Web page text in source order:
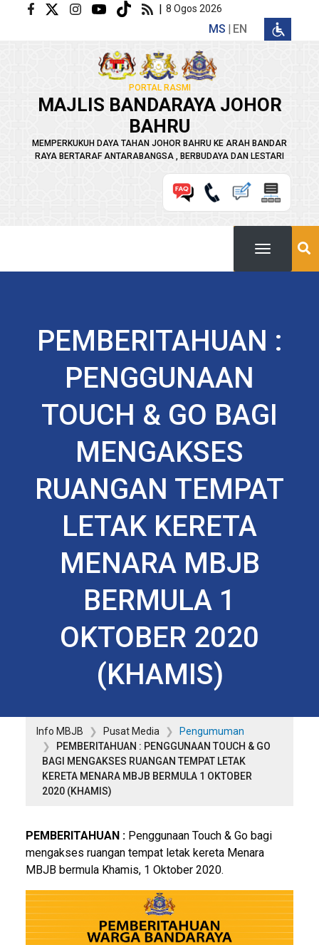
Langkau ke kandungan utama | 8 Ogos 2026
MS EN
PORTAL RASMI
MAJLIS BANDARAYA JOHOR
BAHRU
MEMPERKUKUH DAYA TAHAN JOHOR BAHRU KE ARAH BANDAR
RAYA BERTARAF ANTARABANGSA , BERBUDAYA DAN LESTARI
PEMBERITAHUAN :
PENGGUNAAN
TOUCH & GO BAGI
MENGAKSES
RUANGAN TEMPAT
LETAK KERETA
MENARA MBJB
BERMULA 1
OKTOBER 2020
(KHAMIS)
Info MBJB Pusat Media
Pengumuman
PEMBERITAHUAN : PENGGUNAAN TOUCH & GO
BAGI MENGAKSES RUANGAN TEMPAT LETAK
KERETA MENARA MBJB BERMULA 1 OKTOBER
2020 (KHAMIS)
PEMBERITAHUAN : Penggunaan Touch & Go bagi
mengakses ruangan tempat letak kereta Menara
MBJB bermula Khamis, 1 Oktober 2020.